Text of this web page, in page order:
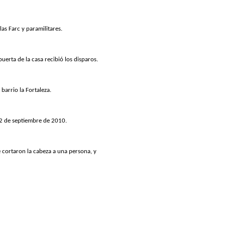
Farc y paramilitares.
de la casa recibió los disparos.
la Fortaleza.
de septiembre de 2010.
la cabeza a una persona, y